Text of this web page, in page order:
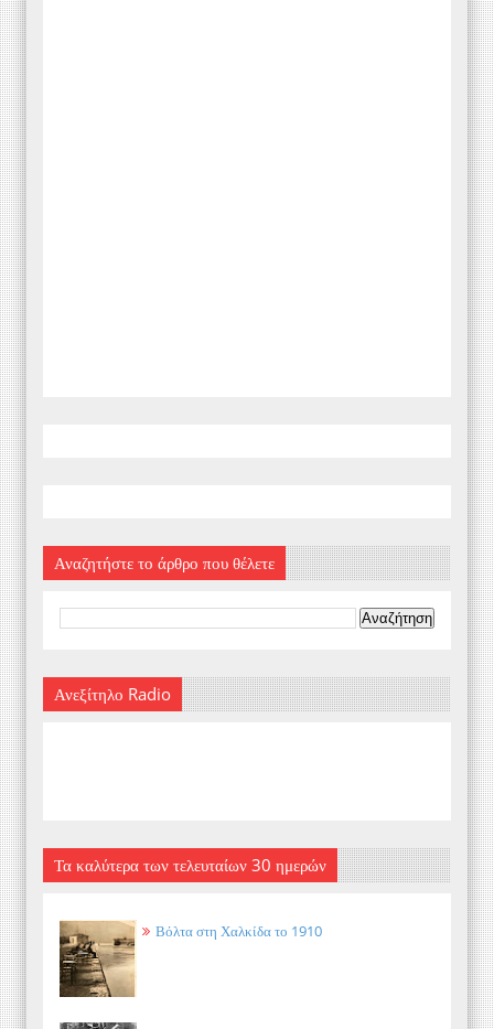
Αναζητήστε το άρθρο που θέλετε
Ανεξίτηλο Radio
Τα καλύτερα των τελευταίων 30 ημερών
Βόλτα στη Χαλκίδα το 1910